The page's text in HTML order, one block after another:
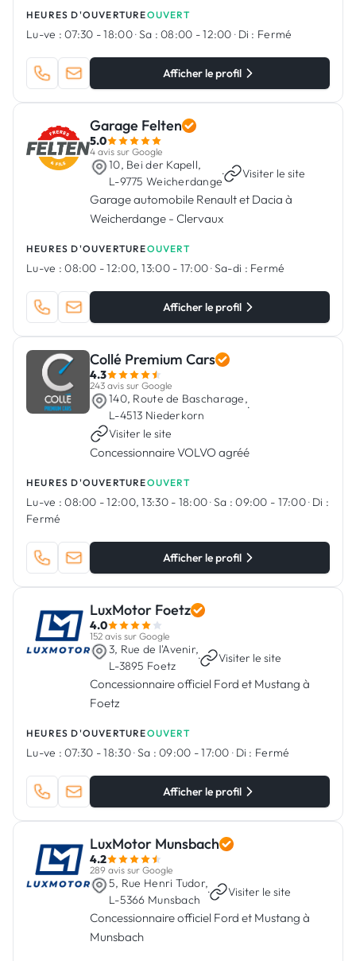
HEURES D'OUVERTUREOUVERT
Lu-ve : 07:30 - 18:00·Sa : 08:00 - 12:00· Di : Fermé
Afficher le profil
Garage Felten
5.0
4 avis sur Google
10, Bei der Kapell,
L-9775 Weicherdange
· Visiter le site
Garage automobile Renault et Dacia à
Weicherdange - Clervaux
HEURES D'OUVERTUREOUVERT
Lu-ve : 08:00 - 12:00, 13:00 - 17:00·Sa-di : Fermé
Afficher le profil
Collé Premium Cars
4.3
243 avis sur Google
140, Route de Bascharage,
L-4513 Niederkorn
·
Visiter le site
Concessionnaire VOLVO agréé
HEURES D'OUVERTUREOUVERT
Lu-ve : 08:00 - 12:00, 13:30 - 18:00·Sa : 09:00 - 17:00· Di :
Fermé
Afficher le profil
LuxMotor Foetz
4.0
152 avis sur Google
3, Rue de l'Avenir,
L-3895 Foetz
· Visiter le site
Concessionnaire officiel Ford et Mustang à
Foetz
HEURES D'OUVERTUREOUVERT
Lu-ve : 07:30 - 18:30·Sa : 09:00 - 17:00· Di : Fermé
Afficher le profil
LuxMotor Munsbach
4.2
289 avis sur Google
5, Rue Henri Tudor,
L-5366 Munsbach
· Visiter le site
Concessionnaire officiel Ford et Mustang à
Munsbach